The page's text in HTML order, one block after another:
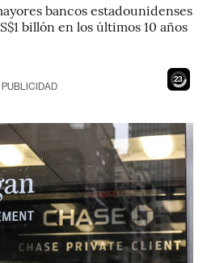
bancos estadounidenses
billón en los últimos 10 años
21
PUBLICIDAD